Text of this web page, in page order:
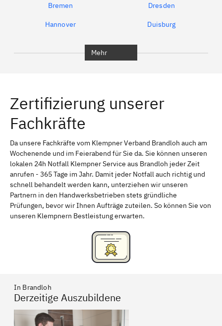
Bremen Dresden
Hannover Duisburg
Erlangen Bamberg
Bayreuth
Schweinfurt Passau
Freising Rudelsdorf, Mittelfranken
Mehr
Zertifizierung unserer
Fachkräfte
Da unsere Fachkräfte vom Klempner Verband Brandloh auch am
Wochenende und im Feierabend für Sie da. Sie können unseren
lokalen 24h Notfall Klempner Service aus Brandloh jeder Zeit
anrufen - 365 Tage im Jahr. Damit jeder Notfall auch richtig und
schnell behandelt werden kann, unterziehen wir unseren
Partnern in den Handwerksbetrieben stets gründliche
Prüfungen, bevor wir Ihnen Aufträge zuteilen. So können Sie von
unseren Klempnern Bestleistung erwarten.
In Brandloh
Derzeitige Auszubildene